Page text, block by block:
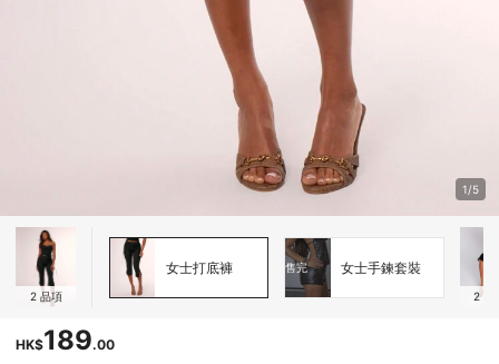
1/5
2 品項
女士打底褲 售完 女士手鍊套裝
2
HK$189.00